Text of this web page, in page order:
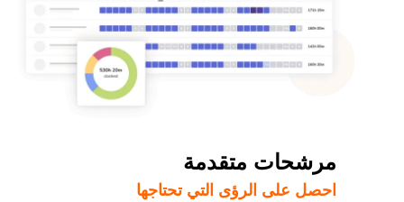
مرشحات متقدمة
احصل على الرؤى التي تحتاجها